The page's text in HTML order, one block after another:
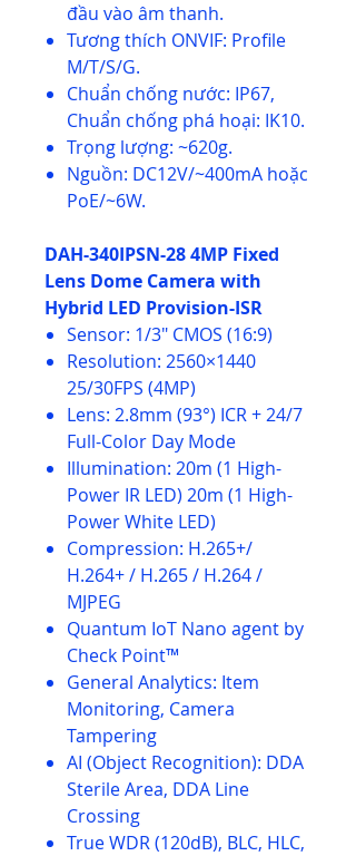
đầu vào âm thanh.
Tương thích ONVIF: Profile
M/T/S/G.
Chuẩn chống nước: IP67,
Chuẩn chống phá hoại: IK10.
Trọng lượng: ~620g.
Nguồn: DC12V/~400mA hoặc
PoE/~6W.
DAH-340IPSN-28 4MP Fixed
Lens Dome Camera with
Hybrid LED Provision-ISR
Sensor: 1/3″ CMOS (16:9)
Resolution: 2560×1440
25/30FPS (4MP)
Lens: 2.8mm (93°) ICR + 24/7
Full-Color Day Mode
Illumination: 20m (1 High-
Power IR LED) 20m (1 High-
Power White LED)
Compression: H.265+/
H.264+ / H.265 / H.264 /
MJPEG
Quantum IoT Nano agent by
Check Point™
General Analytics: Item
Monitoring, Camera
Tampering
AI (Object Recognition): DDA
Sterile Area, DDA Line
Crossing
True WDR (120dB), BLC, HLC,